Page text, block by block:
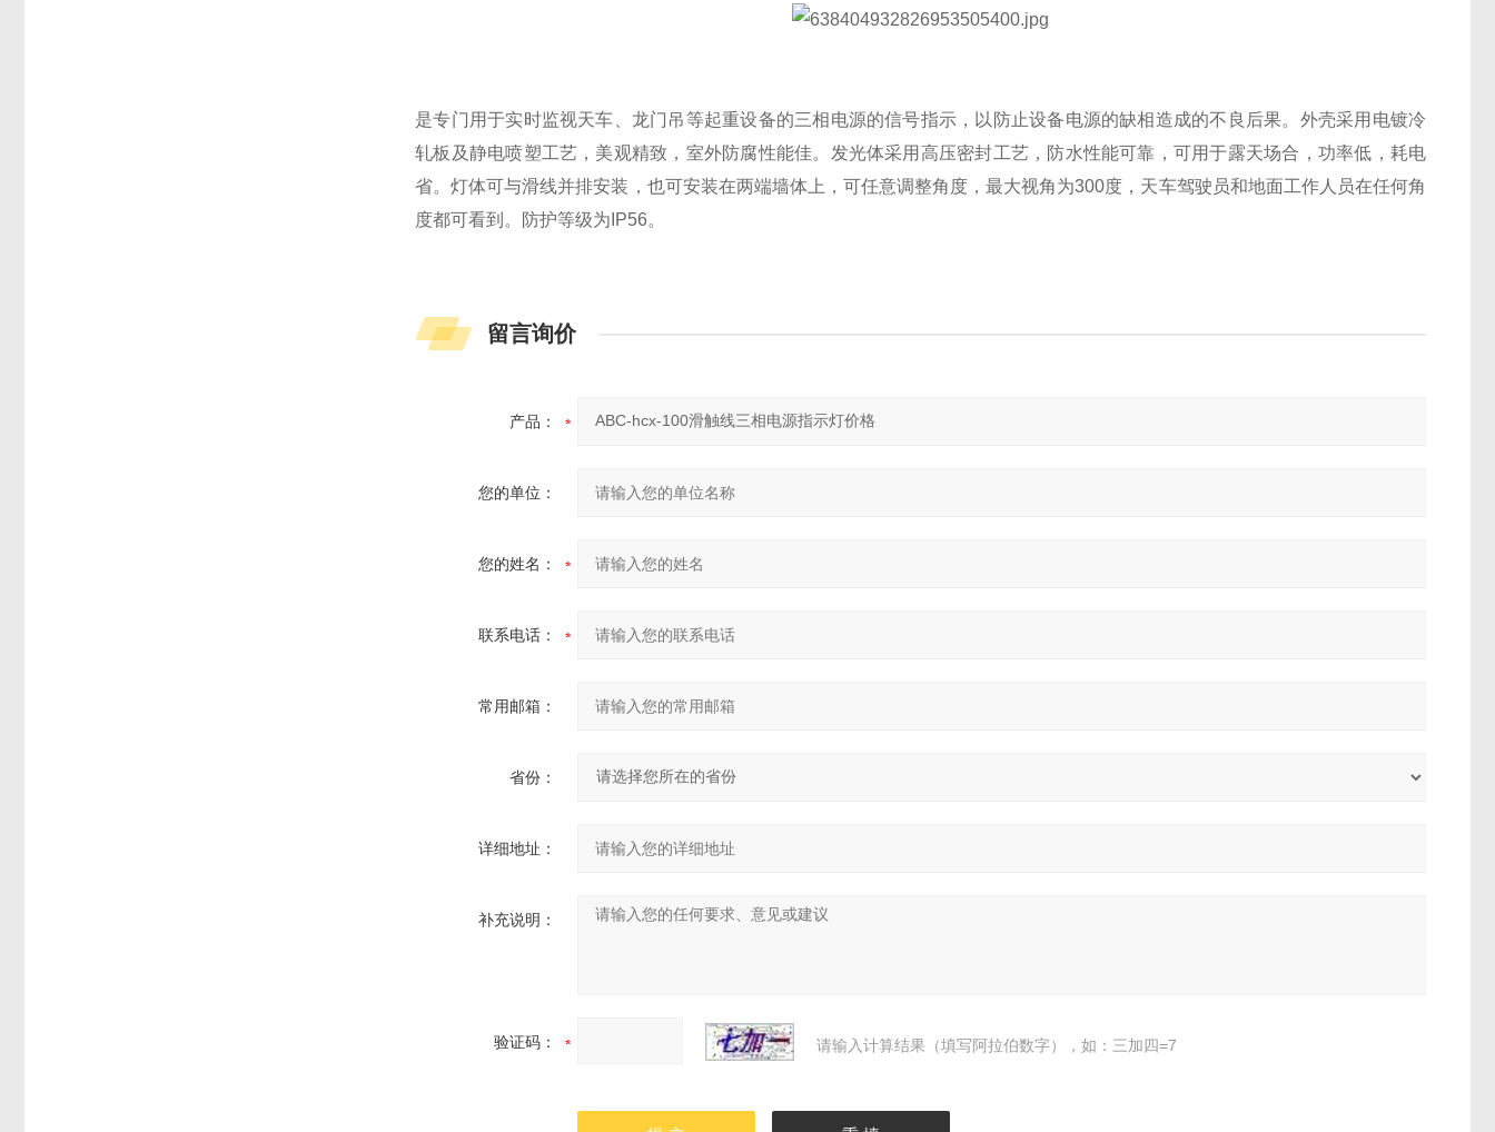
是专门用于实时监视天车、龙门吊等起重设备的三相电源的信号指示，以防止设备电源的缺相造成的不良后果。外壳采用电镀冷
轧板及静电喷塑工艺，美观精致，室外防腐性能佳。发光体采用高压密封工艺，防水性能可靠，可用于露天场合，功率低，耗电
省。灯体可与滑线并排安装，也可安装在两端墙体上，可任意调整角度，最大视角为300度，天车驾驶员和地面工作人员在任何角
度都可看到。防护等级为IP56。
留言询价
产品：
您的单位：
您的姓名：
联系电话：
常用邮箱：
省份：
详细地址：
补充说明：
验证码： 请输入计算结果（填写阿拉伯数字），如：三加四=7